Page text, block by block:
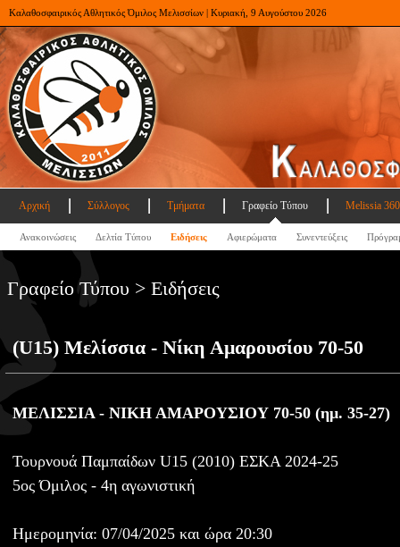
Καλαθοσφαιρικός Αθλητικός Όμιλος Μελισσίων | Κυριακή, 9 Αυγούστου 2026
Αρχική Σύλλογος Τμήματα Γραφείο Τύπου Melissia
Ανακοινώσεις Δελτία Τύπου Ειδήσεις Αφιερώματα Συνεντεύξεις
Γραφείο Τύπου > Ειδήσεις
(U15) Μελίσσια - Νίκη Αμαρουσίου 70-50
ΜΕΛΙΣΣΙΑ - ΝΙΚΗ ΑΜΑΡΟΥΣΙΟΥ 70-50 (ημ. 35-27)
Τουρνουά Παμπαίδων U15 (2010) ΕΣΚΑ 2024-25
5ος Όμιλος - 4η αγωνιστική
Ημερομηνία: 07/04/2025 και ώρα 20:30